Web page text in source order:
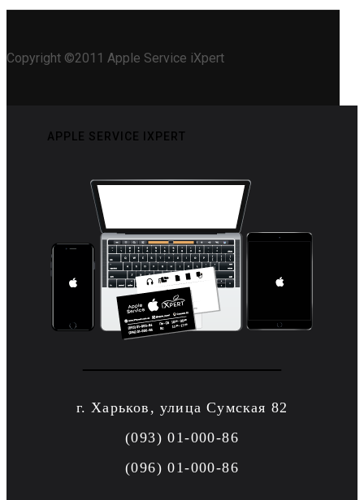
Copyright ©2011 Apple Service iXpert
APPLE SERVICE IXPERT
г. Харьков, улица Сумская 82
(093) 01-000-86
(096) 01-000-86